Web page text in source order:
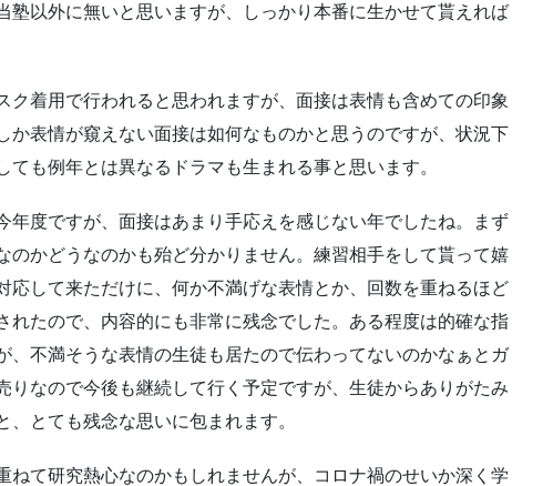
塾以外に無いと思いますが、しっかり本番に生かせて貰えれば
ク着用で行われると思われますが、面接は表情も含めての印象
か表情が窺えない面接は如何なものかと思うのですが、状況下
ても例年とは異なるドラマも生まれる事と思います。
年度ですが、面接はあまり手応えを感じない年でしたね。まず
のかどうなのかも殆ど分かりません。練習相手をして貰って嬉
応して来ただけに、何か不満げな表情とか、回数を重ねるほど
れたので、内容的にも非常に残念でした。ある程度は的確な指
、不満そうな表情の生徒も居たので伝わってないのかなぁとガ
りなので今後も継続して行く予定ですが、生徒からありがたみ
、とても残念な思いに包まれます。
ねて研究熱心なのかもしれませんが、コロナ禍のせいか深く学